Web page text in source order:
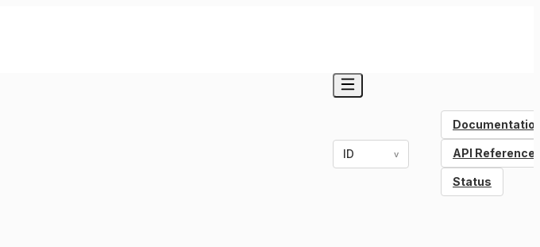
API Reference
Status
ID v